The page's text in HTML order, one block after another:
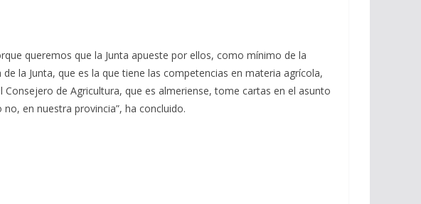
queremos que la Junta apueste por ellos, como mínimo de la
la Junta, que es la que tiene las competencias en materia agrícola,
de Agricultura, que es almeriense, tome cartas en el asunto
en nuestra provincia”, ha concluido.